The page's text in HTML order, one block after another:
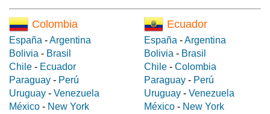
Colombia
España -Argentina
Bolivia - Brasil
Chile - Ecuador
Paraguay - Perú
Uruguay - Venezuela
México - New York
Ecuador
España -Argentina
Bolivia - Brasil
Chile - Colombia
Paraguay - Perú
Uruguay - Venezuela
México - New York